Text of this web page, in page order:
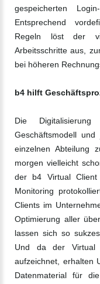
gespeicherten
Entsprechend
Regeln löst der
Arbeitsschritte aus,
bei höheren
b4 hilft
Die
Geschäftsmodell
einzelnen Abteilung
morgen vielleicht
der b4 Virtual Client
Monitoring
Clients im
Optimierung aller
lassen sich so
Und da der Virtual
aufzeichnet, erhalten
Datenmaterial für